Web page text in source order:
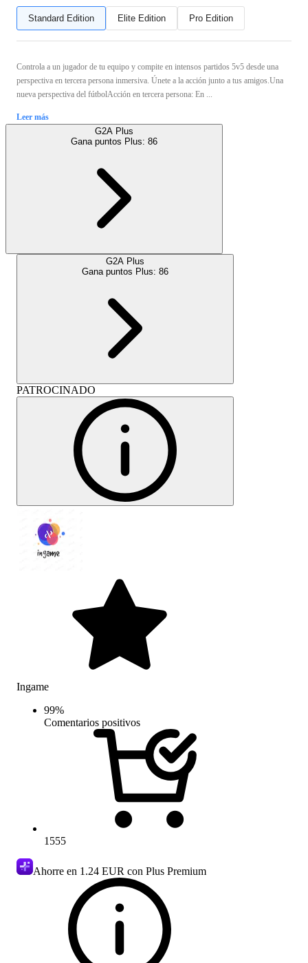
Standard Edition Elite Edition Pro Edition
Controla a un jugador de tu equipo y compite en intensos partidos 5v5 desde una
perspectiva en tercera persona inmersiva. Únete a la acción junto a tus amigos.Una
nueva perspectiva del fútbolAcción en tercera persona: En ...
Leer más
G2A Plus
Gana puntos Plus: 86
G2A Plus
Gana puntos Plus: 86
PATROCINADO
Ingame
99%
Comentarios positivos
1555
Ahorre en 1.24 EUR con Plus Premium